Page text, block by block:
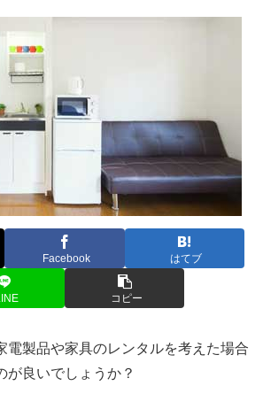
Facebook はてブ
コピー
電製品や家具のレンタルを考えた場合
が良いでしょうか？